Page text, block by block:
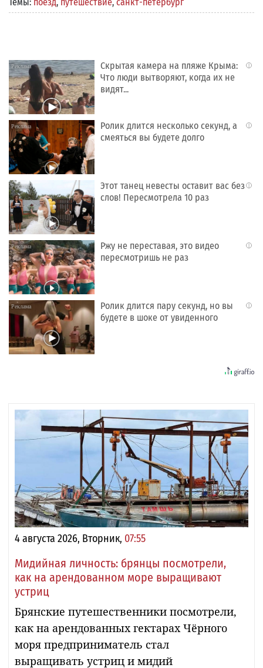
i
Скрытая камера на пляже Крыма:
Что люди вытворяют, когда их не
видят...
i
Ролик длится несколько секунд, а
смеяться вы будете долго
i
Этот танец невесты оставит вас без
слов! Пересмотрела 10 раз
i
Ржу не переставая, это видео
пересмотришь не раз
i
Ролик длится пару секунд, но вы
будете в шоке от увиденного
4 августа 2026, Вторник, 07:55
Мидийная личность: брянцы посмотрели,
как на арендованном море выращивают
устриц
Брянские путешественники посмотрели,
как на арендованных гектарах Чёрного
моря предприниматель стал
выращивать устриц и мидий